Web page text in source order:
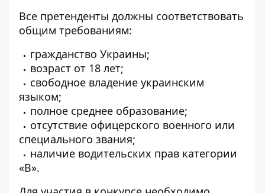
Все претенденты должны соответствовать
общим требованиям:
гражданство Украины;
возраст от 18 лет;
свободное владение украинским
языком;
полное среднее образование;
отсутствие офицерского военного или
специального звания;
наличие водительских прав категории
«В».